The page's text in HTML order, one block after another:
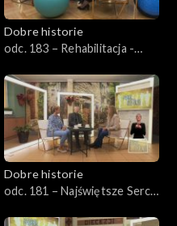
Dobre historie
odc. 183 – Rehabilitacja -
samodzielności
Dobre historie
odc. 181 – Najświętsze Serce